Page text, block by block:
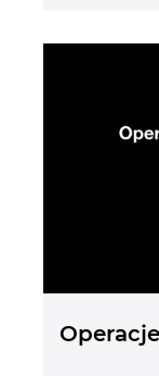
Operacje